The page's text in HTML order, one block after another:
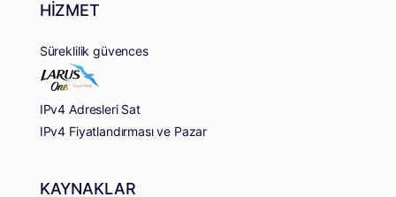
HİZMET
Süreklilik güvences
IPv4 Adresleri Sat
IPv4 Fiyatlandırması ve Pazar
KAYNAKLAR